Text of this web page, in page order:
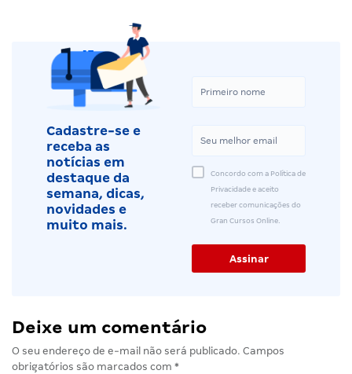
Cadastre-se e
receba as
notícias em
destaque da
semana, dicas,
novidades e
muito mais.
Concordo com a Política de
Privacidade e aceito
receber comunicações do
Gran Cursos Online.
Deixe um comentário
O seu endereço de e-mail não será publicado. Campos
obrigatórios são marcados com *